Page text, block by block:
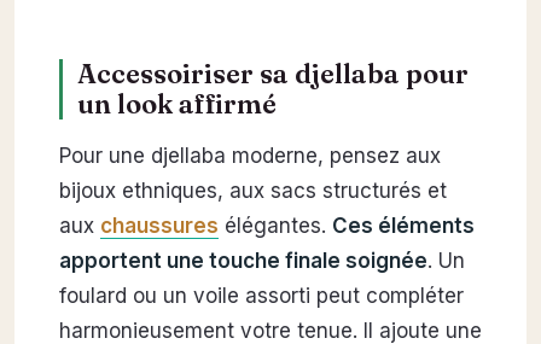
Accessoiriser sa djellaba pour
un look affirmé
Pour une djellaba moderne, pensez aux
bijoux ethniques, aux sacs structurés et
aux chaussures élégantes. Ces éléments
apportent une touche finale soignée. Un
foulard ou un voile assorti peut compléter
harmonieusement votre tenue. Il ajoute une